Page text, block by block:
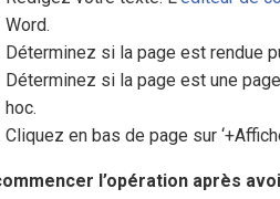
Word.
Déterminez si la page est rendue
Déterminez si la page est une page
hoc.
Cliquez en bas de page sur
l’opération après